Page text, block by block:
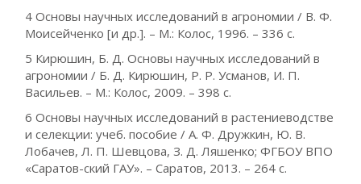
4 Основы научных исследований в агрономии / В. Ф.
Моисейченко [и др.]. – М.: Колос, 1996. – 336 с.
5 Кирюшин, Б. Д. Основы научных исследований в
агрономии / Б. Д. Кирюшин, Р. Р. Усманов, И. П.
Васильев. – М.: Колос, 2009. – 398 с.
6 Основы научных исследований в растениеводстве
и селекции: учеб. пособие / А. Ф. Дружкин, Ю. В.
Лобачев, Л. П. Шевцова, З. Д. Ляшенко; ФГБОУ ВПО
«Саратов-ский ГАУ». – Саратов, 2013. – 264 с.